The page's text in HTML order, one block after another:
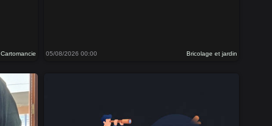
Cartomancie 05/08/2026 00:00 Bricolage et jardin